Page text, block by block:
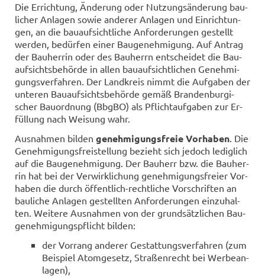
Die Er­rich­tung, Än­de­rung oder Nut­zungs­än­de­rung bau­
li­cher An­la­gen sowie an­de­rer An­la­gen und Ein­rich­tun­
gen, an die bau­auf­sicht­li­che An­for­de­run­gen ge­stellt
wer­den, be­dür­fen einer Bau­ge­neh­mi­gung. Auf An­trag
der Bau­her­rin oder des Bau­herrn ent­schei­det die Bau­
auf­sichts­be­hör­de in allen bau­auf­sicht­li­chen Ge­neh­mi­
gungs­ver­fah­ren. Der Land­kreis nimmt die Auf­ga­ben der
un­te­ren Bau­auf­sichts­be­hör­de gemäß Bran­den­bur­gi­
scher Bau­ord­nung (BbgBO) als Pflicht­auf­ga­ben zur Er­
fül­lung nach Wei­sung wahr.
Aus­nah­men bil­den ge­neh­mi­gungs­freie Vor­ha­ben. Die
Ge­neh­mi­gungs­frei­stel­lung be­zieht sich je­doch le­dig­lich
auf die Bau­ge­neh­mi­gung. Der Bau­herr bzw. die Bau­her­
rin hat bei der Ver­wirk­li­chung ge­neh­mi­gungs­frei­er Vor­
ha­ben die durch öffentlich-​rechtliche Vor­schrif­ten an
bau­li­che An­la­gen ge­stell­ten An­for­de­run­gen ein­zu­hal­
ten. Wei­te­re Aus­nah­men von der grund­sätz­li­chen Bau­
ge­neh­mi­gungs­pflicht bil­den:
der Vor­rang an­de­rer Ge­stat­tungs­ver­fah­ren (zum
Bei­spiel Atom­ge­setz, Stra­ßen­recht bei Wer­be­an­
la­gen),